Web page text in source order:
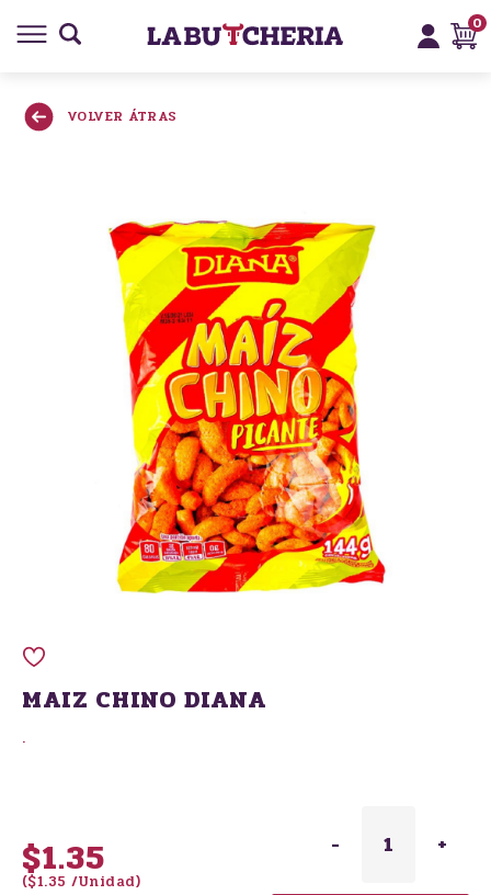
0
VOLVER ÁTRAS
MAIZ CHINO DIANA
.
$1.35
($1.35 /Unidad)
- 1 +